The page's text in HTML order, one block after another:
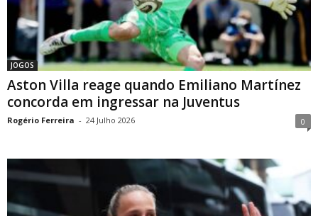
JOGOS
Aston Villa reage quando Emiliano Martínez
concorda em ingressar na Juventus
Rogério Ferreira - 24 Julho 2026 0